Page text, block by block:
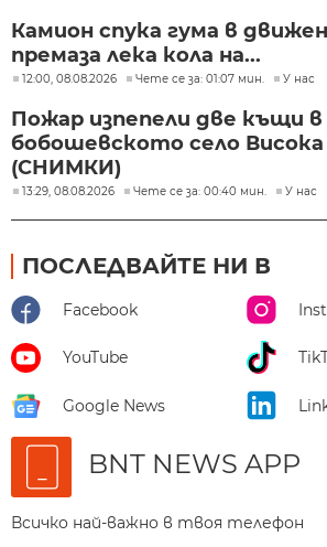
Камион спука гума в
премаза лека кола на...
12:00, 08.08.2026 Чете се за: 01:07 мин. У нас
Пожар изпепели две къщи в
бобошевското село Висока
(СНИМКИ)
13:29, 08.08.2026 Чете се за: 00:40 мин. У нас
ПОСЛЕДВАЙТЕ НИ В
Facebook
YouTube
Google News
BNT NEWS APP
Всичко най-важно в твоя телефон